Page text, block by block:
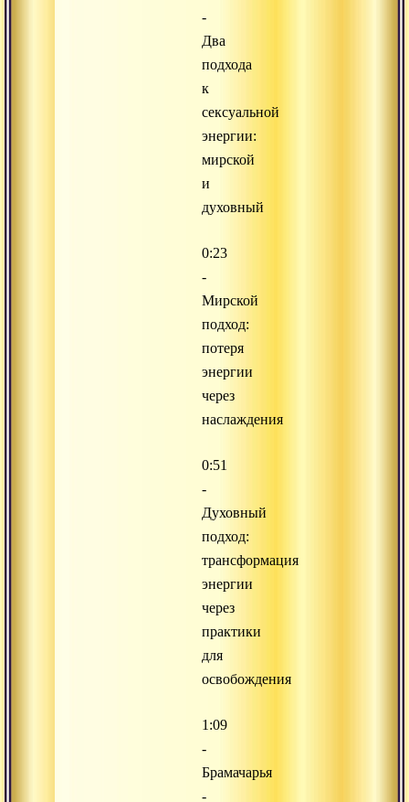
-
Два
подхода
к
сексуальной
энергии:
мирской
и
духовный
0:23
-
Мирской
подход:
потеря
энергии
через
наслаждения
0:51
-
Духовный
подход:
трансформация
энергии
через
практики
для
освобождения
1:09
-
Брамачарья
-